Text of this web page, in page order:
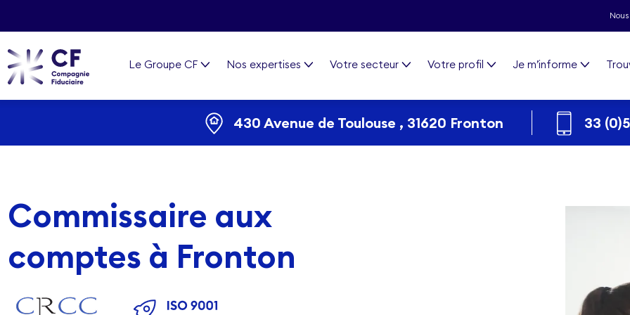
Le Groupe CF Nos expertises Votre secteur Votre profil Je m’informe
430 Avenue de Toulouse , 31620 Fronton 33
Commissaire aux
comptes à Fronton